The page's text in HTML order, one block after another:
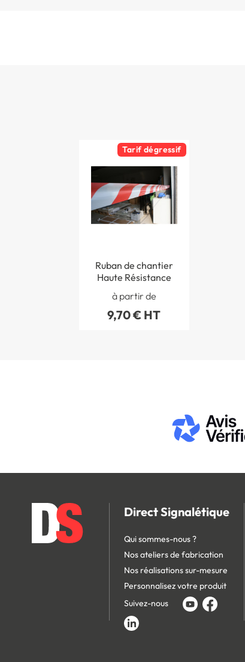
Tarif dégressif
Ruban de chantier
Haute Résistance
à partir de
9,70 € HT
Direct Signalétique
Qui sommes-nous ?
Nos ateliers de fabrication
Nos réalisations sur-mesure
Personnalisez votre produit
Suivez-nous